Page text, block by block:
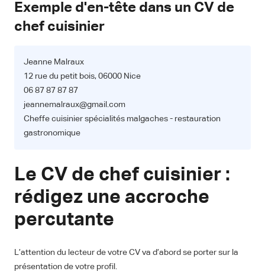
Exemple d'en-tête dans un CV de
chef cuisinier
Jeanne Malraux
12 rue du petit bois, 06000 Nice
06 87 87 87 87
jeannemalraux@gmail.com
Cheffe cuisinier spécialités malgaches - restauration
gastronomique
Le CV de chef cuisinier :
rédigez une accroche
percutante
L’attention du lecteur de votre CV va d’abord se porter sur la
présentation de votre profil.